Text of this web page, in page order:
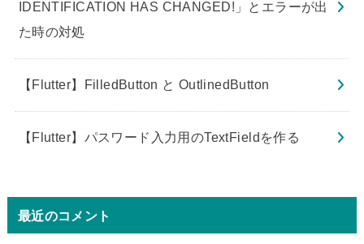
IDENTIFICATION HAS CHANGED!」とエラーが出
た時の対処
【Flutter】FilledButton と OutlinedButton
【Flutter】パスワード入力用のTextFieldを作る
最近のコメント